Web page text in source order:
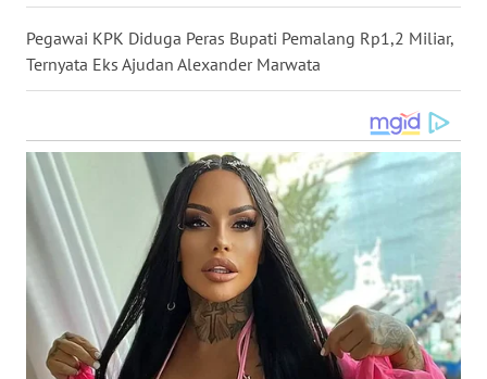
Pegawai KPK Diduga Peras Bupati Pemalang Rp1,2 Miliar,
Ternyata Eks Ajudan Alexander Marwata
WN
GORONTALO
SULUT
WN
MALUKU
WN
MALUT
WN